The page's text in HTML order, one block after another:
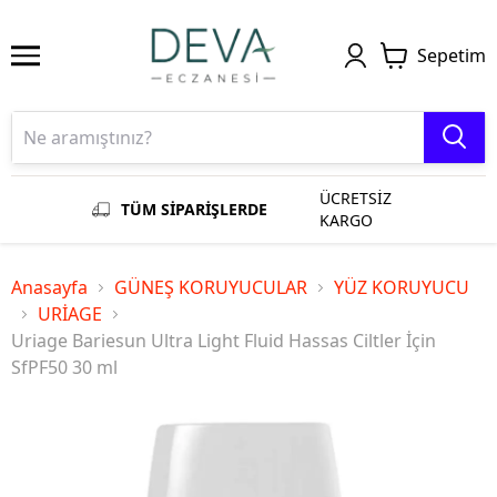
Sepetim
TÜM SİPARİŞLERDE
ÜCRETSİZ
KARGO
Anasayfa GÜNEŞ KORUYUCULAR
YÜZ KORUYUCU
URİAGE
Uriage Bariesun Ultra Light Fluid Hassas Ciltler İçin
SfPF50 30 ml